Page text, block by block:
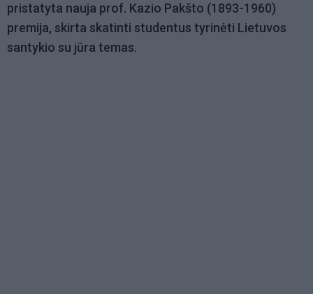
pristatyta nauja prof. Kazio Pakšto (1893-1960)
premija, skirta skatinti studentus tyrinėti Lietuvos
santykio su jūra temas.